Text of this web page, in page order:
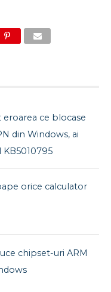
ce blocase
din Windows, ai
orice calculator
chipset-uri ARM